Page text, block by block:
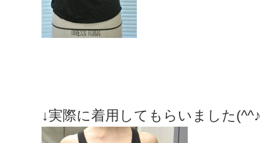
↓実際に着用してもらいました(^^♪